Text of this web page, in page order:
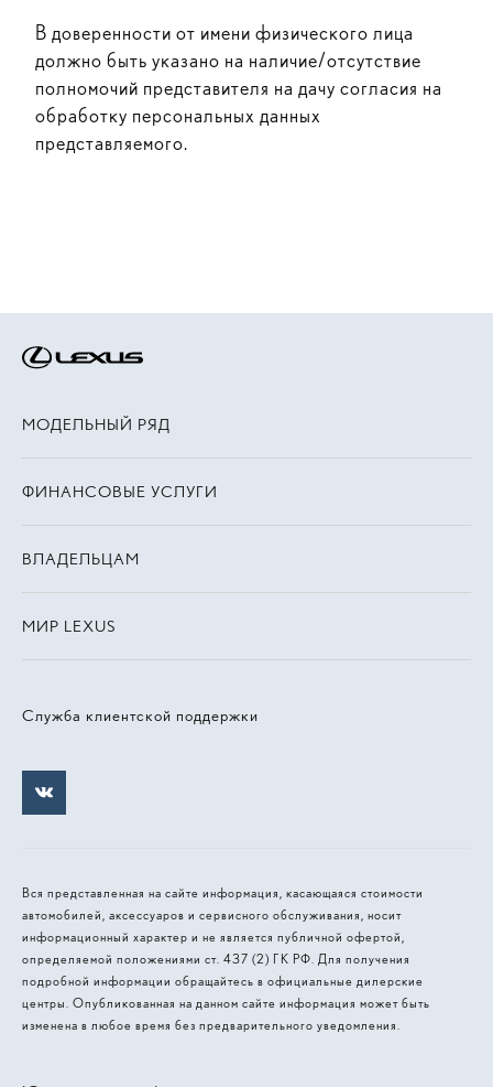
В доверенности от имени физического лица
должно быть указано на наличие/отсутствие
полномочий представителя на дачу согласия на
обработку персональных данных
представляемого.
Служба клиентской поддержки
МОДЕЛЬНЫЙ РЯД
ФИНАНСОВЫЕ УСЛУГИ
ВЛАДЕЛЬЦАМ
МИР LEXUS
Вся представленная на сайте информация, касающаяся стоимости
автомобилей, аксессуаров и сервисного обслуживания, носит
информационный характер и не является публичной офертой,
определяемой положениями ст. 437 (2) ГК РФ. Для получения
подробной информации обращайтесь в официальные дилерские
центры. Опубликованная на данном сайте информация может быть
изменена в любое время без предварительного уведомления.